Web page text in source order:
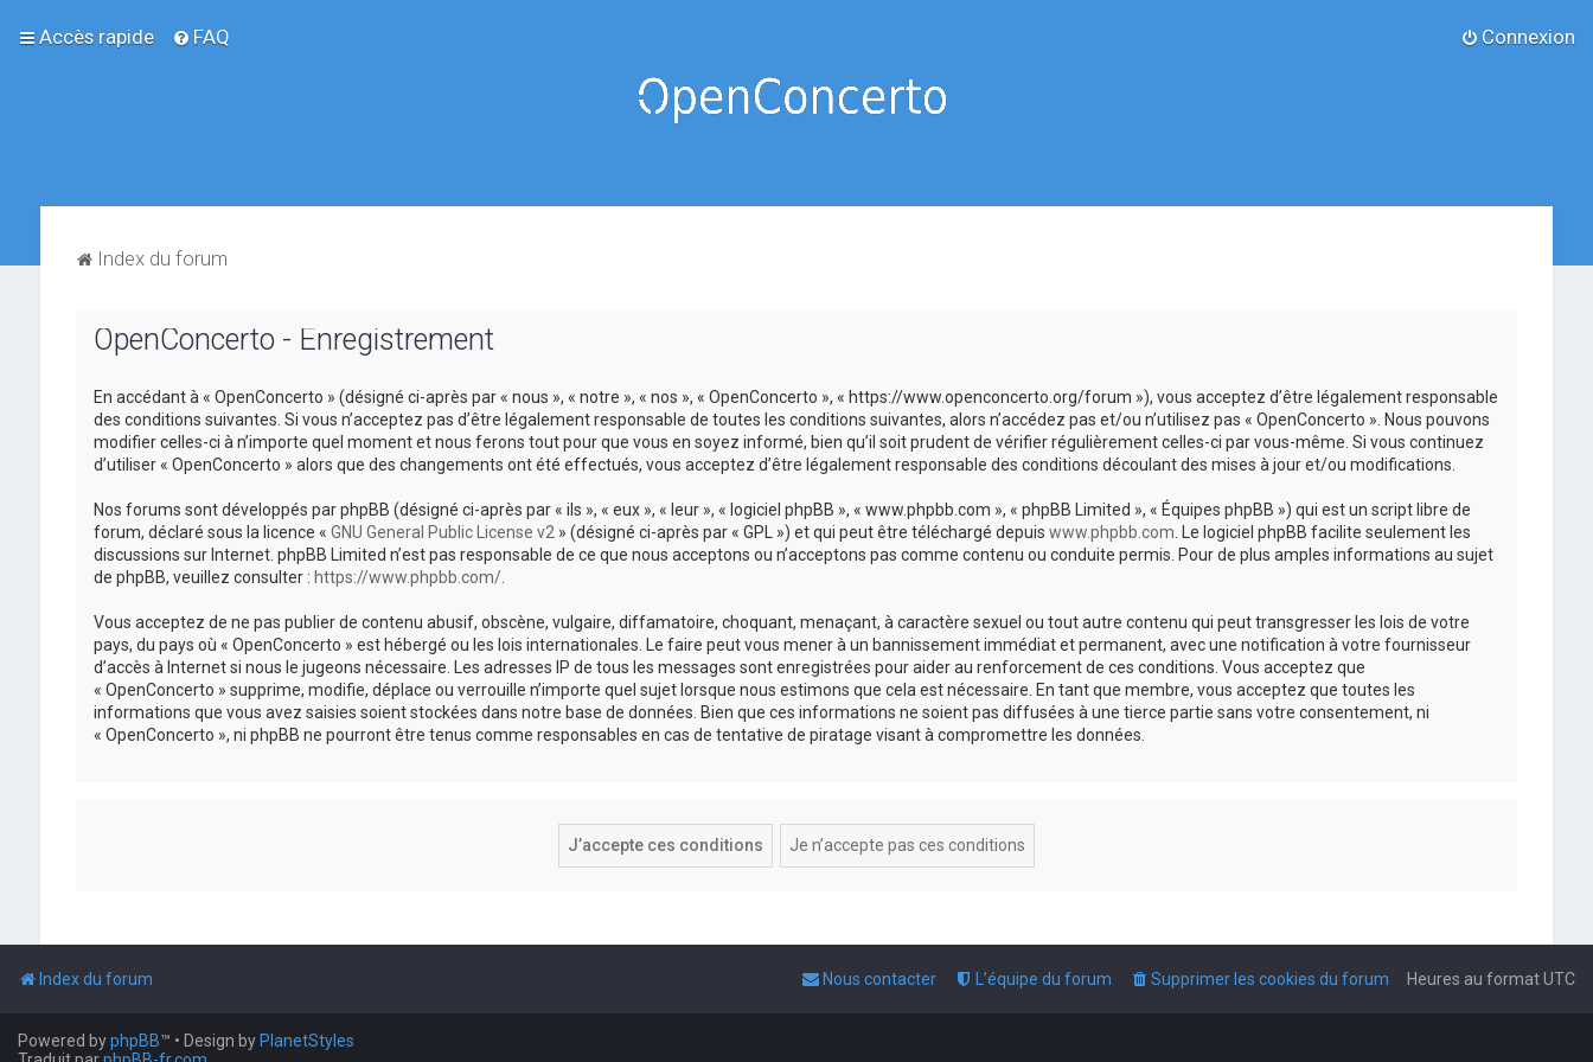
Accès rapide FAQ Connexion
Index du forum
OpenConcerto - Enregistrement
En accédant à « OpenConcerto » (désigné ci-après par « nous », « notre », « nos », « OpenConcerto », « https://www.openconcerto.org/forum »), vous acceptez d’être légalement responsable
des conditions suivantes. Si vous n’acceptez pas d’être légalement responsable de toutes les conditions suivantes, alors n’accédez pas et/ou n’utilisez pas « OpenConcerto ». Nous pouvons
modifier celles-ci à n’importe quel moment et nous ferons tout pour que vous en soyez informé, bien qu’il soit prudent de vérifier régulièrement celles-ci par vous-même. Si vous continuez
d’utiliser « OpenConcerto » alors que des changements ont été effectués, vous acceptez d’être légalement responsable des conditions découlant des mises à jour et/ou modifications.
Nos forums sont développés par phpBB (désigné ci-après par « ils », « eux », « leur », « logiciel phpBB », « www.phpbb.com », « phpBB Limited », « Équipes phpBB ») qui est un script libre de
forum, déclaré sous la licence « GNU General Public License v2 » (désigné ci-après par « GPL ») et qui peut être téléchargé depuis www.phpbb.com . Le logiciel phpBB facilite seulement les
discussions sur Internet. phpBB Limited n’est pas responsable de ce que nous acceptons ou n’acceptons pas comme contenu ou conduite permis. Pour de plus amples informations au sujet
de phpBB, veuillez consulter : https://www.phpbb.com/.
Vous acceptez de ne pas publier de contenu abusif, obscène, vulgaire, diffamatoire, choquant, menaçant, à caractère sexuel ou tout autre contenu qui peut transgresser les lois de votre
pays, du pays où « OpenConcerto » est hébergé ou les lois internationales. Le faire peut vous mener à un bannissement immédiat et permanent, avec une notification à votre fournisseur
d’accès à Internet si nous le jugeons nécessaire. Les adresses IP de tous les messages sont enregistrées pour aider au renforcement de ces conditions. Vous acceptez que
« OpenConcerto » supprime, modifie, déplace ou verrouille n’importe quel sujet lorsque nous estimons que cela est nécessaire. En tant que membre, vous acceptez que toutes les
informations que vous avez saisies soient stockées dans notre base de données. Bien que ces informations ne soient pas diffusées à une tierce partie sans votre consentement, ni
« OpenConcerto », ni phpBB ne pourront être tenus comme responsables en cas de tentative de piratage visant à compromettre les données.
Index du forum Heures au formatUTC
Supprimer les cookies du forum
L’équipe du forum
Nous contacter
Powered byphpBB™ • Design by PlanetStyles